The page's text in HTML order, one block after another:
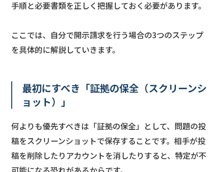
手順と必要書類を正しく把握しておく必要があります。
ここでは、自分で開示請求を行う場合の3つのステップ
を具体的に解説していきます。
最初にすべき「証拠の保全（スクリーンシ
ョット）」
何よりも優先すべきは「証拠の保全」として、問題の投
稿をスクリーンショットで保存することです。相手が投
稿を削除したりアカウントを消したりすると、特定が不